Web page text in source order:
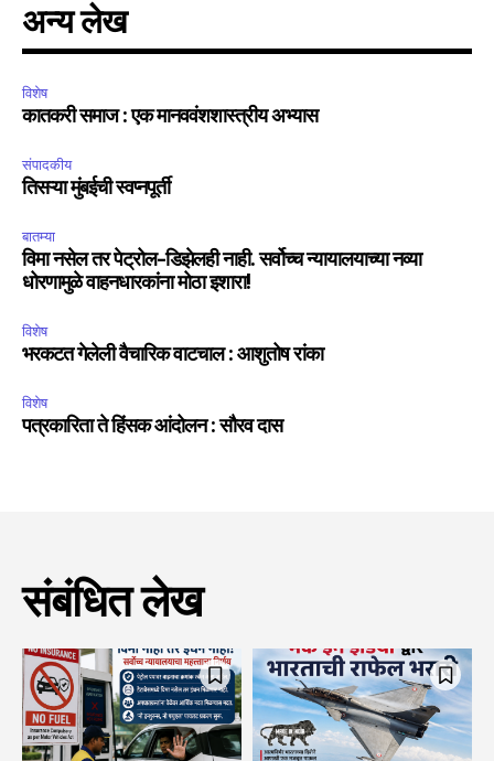
अन्य लेख
विशेष
कातकरी समाज : एक मानववंशशास्त्रीय अभ्यास
संपादकीय
तिसऱ्या मुंबईची स्वप्नपूर्ती
बातम्या
विमा नसेल तर पेट्रोल-डिझेलही नाही. सर्वोच्च न्यायालयाच्या नव्या
धोरणामुळे वाहनधारकांना मोठा इशारा!
विशेष
भरकटत गेलेली वैचारिक वाटचाल : आशुतोष रांका
विशेष
पत्रकारिता ते हिंसक आंदोलन : सौरव दास
संबंधित लेख